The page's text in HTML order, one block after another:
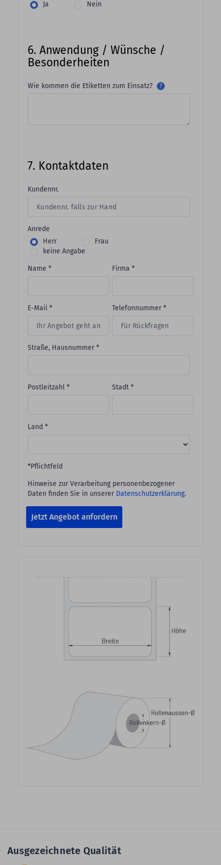
Ja Nein
6. Anwendung / Wünsche /
Besonderheiten
Wie kommen die Etiketten zum Einsatz? ?
7. Kontaktdaten
Kundennr.
Anrede
Herr
Frau
keine Angabe
Name * Firma *
E-Mail * Telefonnummer *
Straße, Hausnummer *
Postleitzahl * Stadt *
Land *
*Pflichtfeld
Hinweise zur Verarbeitung personenbezogener
Daten finden Sie in unserer Datenschutzerklärung.
Jetzt Angebot anfordern
Ausgezeichnete Qualität